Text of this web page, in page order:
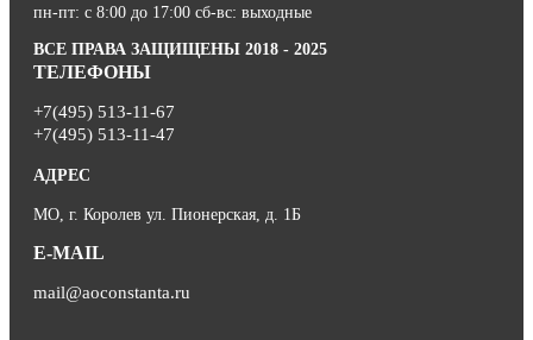
пн-пт: с 8:00 до 17:00 сб-вс: выходные
ВСЕ ПРАВА ЗАЩИЩЕНЫ 2018 - 2025
ТЕЛЕФОНЫ
+7(495) 513-11-67
+7(495) 513-11-47
АДРЕС
МО, г. Королев ул. Пионерская, д. 1Б
E-MAIL
mail@aoconstanta.ru